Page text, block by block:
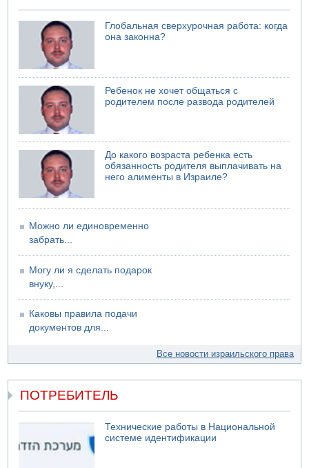
Глобальная сверхурочная работа: когда
она законна?
Ребенок не хочет общаться с
родителем после развода родителей
До какого возраста ребенка есть
обязанность родителя выплачивать на
него алименты в Израиле?
Можно ли единовременно
забрать...
Могу ли я сделать подарок
внуку,...
Каковы правила подачи
документов для...
Все новости израильского права
ПОТРЕБИТЕЛЬ
Технические работы в Национальной
системе идентификации